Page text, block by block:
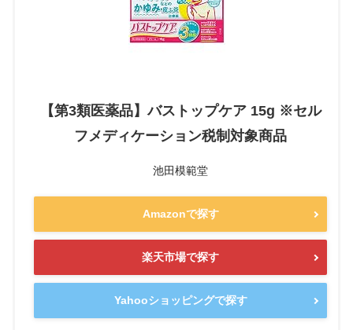
【第3類医薬品】バストップケア 15g ※セル
フメディケーション税制対象商品
池田模範堂
Amazonで探す
楽天市場で探す
Yahooショッピングで探す